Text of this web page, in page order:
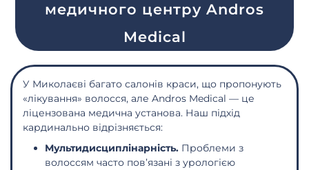
медичного центру Andros
Medical
У Миколаєві багато салонів краси, що пропонують
«лікування» волосся, але Andros Medical — це
ліцензована медична установа. Наш підхід
кардинально відрізняється:
Мультидисциплінарність. Проблеми з
волоссям часто пов’язані з урологією